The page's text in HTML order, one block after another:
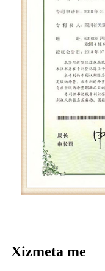
Xizmeta me